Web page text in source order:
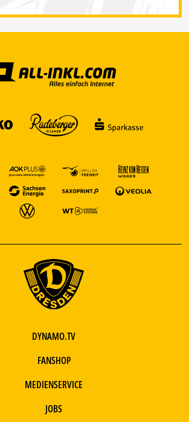
DYNAMO.TV
FANSHOP
MEDIENSERVICE
JOBS